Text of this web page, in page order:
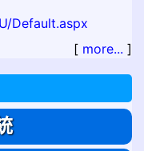
[ more... ]